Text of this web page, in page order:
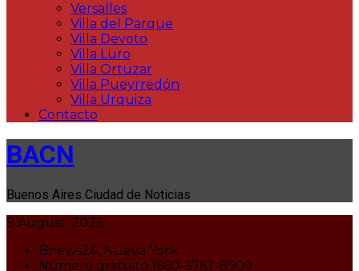
Versalles
Villa del Parque
Villa Devoto
Villa Luro
Villa Ortuzar
Villa Pueyrredón
Villa Urquiza
Contacto
BACN
Buenos Aires Ciudad de Noticias
9 August, 2026
Bnews24, Nueva York
Número gratuito 1660-6767-8909